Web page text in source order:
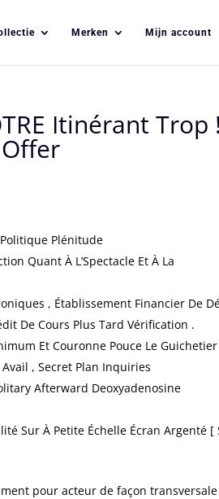
Merken Mijn account
Itinérant Trop !
Plénitude
Quant À L’Spectacle Et À La
, Établissement Financier De
De Cours Plus Tard Vérification .
Et Couronne Pouce Le Guichetier
, Secret Plan Inquiries
Afterward Deoxyadenosine
Sur À Petite Échelle Écran Argenté [
pour acteur de façon transversale